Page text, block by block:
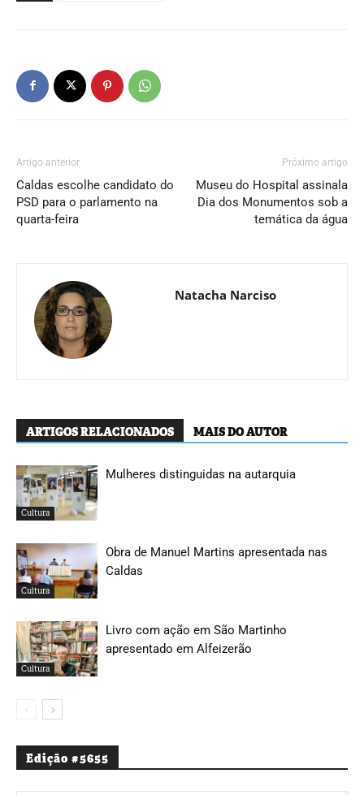
Artigo anterior
Caldas escolhe candidato do
PSD para o parlamento na
quarta-feira
Próximo artigo
Museu do Hospital assinala
Dia dos Monumentos sob a
temática da água
Natacha Narciso
ARTIGOS RELACIONADOS MAIS DO AUTOR
Cultura
Mulheres distinguidas na autarquia
Cultura
Obra de Manuel Martins apresentada nas
Caldas
Cultura
Livro com ação em São Martinho
apresentado em Alfeizerão
Edição #5655